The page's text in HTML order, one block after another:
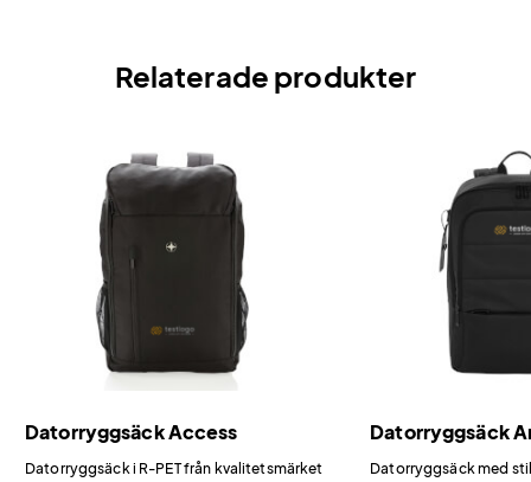
Relaterade produkter
Datorryggsäck Access
Datorryggsäck i R-PET från kvalitetsmärket
Datorryggsäck
Datorryggsäck med